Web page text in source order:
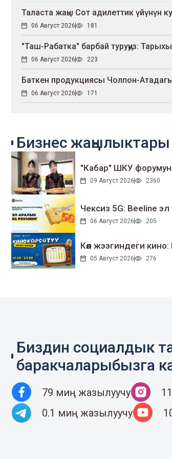
Таласта жаңы Сот адилеттик үйүнүн
06 Август 2026 181
"Таш-Рабатка" барбай туруңуз:
06 Август 2026 223
Баткен продукциясы Чолпон-
06 Август 2026 171
Бизнес жаңылыктары
"Кабар" ШКУ форумун
09 Август 2026 2360
Чексиз 5G: Beeline
06 Август 2026 205
Көл жээгиндеги кино:
05 Август 2026 276
Биздин социалдык
баракчаларыбызга
79 миң жазылуучу
0.1 миң жазылуучу